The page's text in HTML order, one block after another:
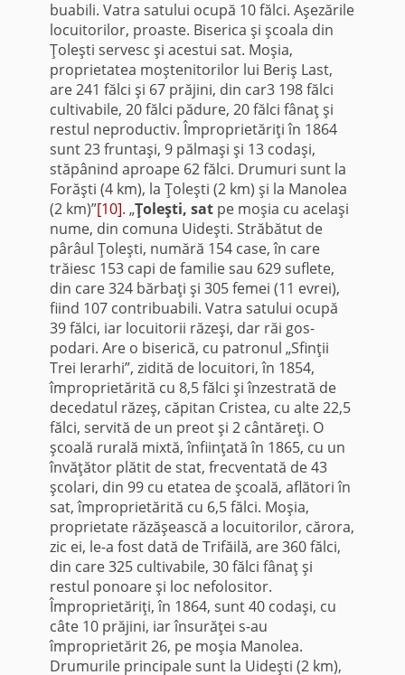
buabili. Vatra satului ocupă 10 fălci. Aşezările
locuitorilor, proaste. Biserica şi şcoala din
Ţoleşti servesc şi acestui sat. Moşia,
proprietatea moştenitorilor lui Beriş Last,
are 241 fălci şi 67 prăjini, din car3 198 fălci
cultivabile, 20 fălci pădure, 20 fălci fânaţ şi
restul neproductiv. Împroprietăriţi în 1864
sunt 23 fruntaşi, 9 pălmaşi şi 13 codaşi,
stăpânind aproape 62 fălci. Drumuri sunt la
Forăşti (4 km), la Ţoleşti (2 km) şi la Manolea
(2 km)”[10]. „Ţoleşti, satpe moşia cu acelaşi
nume, din comuna Uideşti. Străbătut de
pârâul Ţoleşti, numără 154 case, în care
trăiesc 153 capi de familie sau 629 suflete,
din care 324 bărbaţi şi 305 femei (11 evrei),
fiind 107 contribuabili. Vatra satului ocupă
39 fălci, iar locuitorii răzeşi, dar răi gos­
podari. Are o biserică, cu patronul „Sfinţii
Trei Ierarhi”, zidită de locuitori, în 1854,
împroprietărită cu 8,5 fălci şi înzestrată de
decedatul răzeş, căpitan Cristea, cu alte 22,5
fălci, servită de un preot şi 2 cântăreţi. O
şcoală rurală mixtă, înfiin­ţată în 1865, cu un
învăţător plătit de stat, frecventată de 43
şcolari, din 99 cu etatea de şcoală, aflători în
sat, împroprie­tărită cu 6,5 fălci. Moşia,
proprietate răzăşească a locuitorilor, cărora,
zic ei, le-a fost dată de Trifăilă, are 360 fălci,
din care 325 cultivabile, 30 fălci fânaţ şi
restul ponoare şi loc nefolositor.
Împroprietăriţi, în 1864, sunt 40 codaşi, cu
câte 10 prăjini, iar însurăţei s-au
împroprietărit 26, pe moşia Manolea.
Drumurile principale sunt la Uideşti (2 km),